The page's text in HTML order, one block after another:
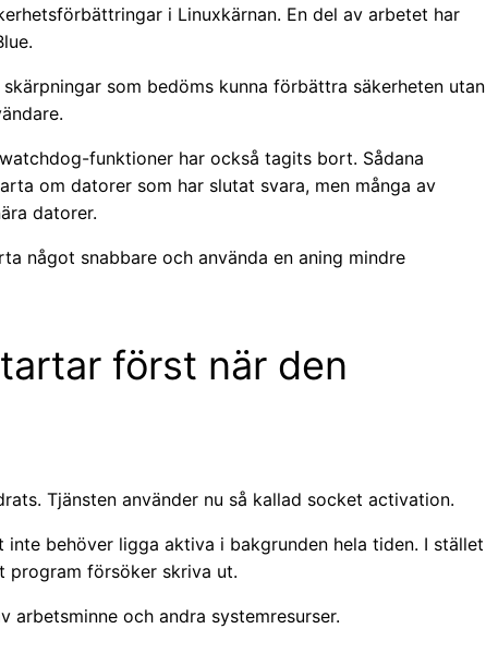
i Linuxkärnan. En del av arbetet har
som bedöms kunna förbättra säkerheten utan
funktioner har också tagits bort. Sådana
om datorer som har slutat svara, men många av
datorer.
något snabbare och använda en aning mindre
först när den
Tjänsten använder nu så kallad socket activation.
behöver ligga aktiva i bakgrunden hela tiden. I stället
program försöker skriva ut.
arbetsminne och andra systemresurser.